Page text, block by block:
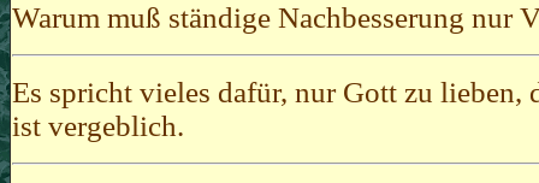
Warum muß ständige Nachbesserung nur
Es spricht vieles dafür, nur Gott zu lieben,
ist vergeblich.